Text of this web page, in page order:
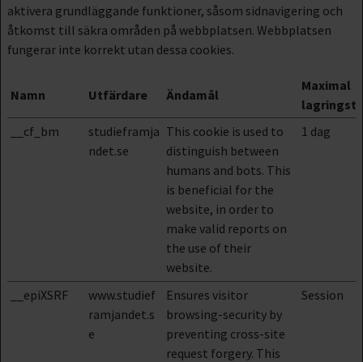
aktivera grundläggande funktioner, såsom sidnavigering och
åtkomst till säkra områden på webbplatsen. Webbplatsen
fungerar inte korrekt utan dessa cookies.
Namn Utfärdare Ändamål
Maximal
__cf_bm
studieframja
ndet.se
This cookie is used to
distinguish between
humans and bots. This
is beneficial for the
website, in order to
make valid reports on
the use of their
website.
1 dag
__epiXSRF
www.studief
ramjandet.s
e
Ensures visitor
browsing-security by
preventing cross-site
request forgery. This
Session